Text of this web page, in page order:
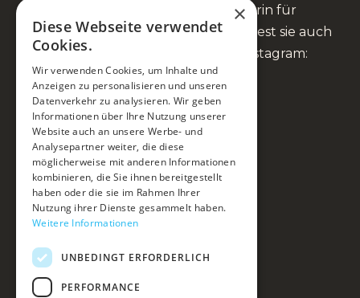
Anna Fienbork ist Heilpraktikerin für
Psychotherapie und Coach. Du findest sie auch
auf Facebook, YouTube und Instagram:
Mein Ansatz
Du & ich
Kurse & Events
Blog & Podcast
×
Diese Webseite verwendet
Cookies.
Wir verwenden Cookies, um Inhalte und
Anzeigen zu personalisieren und unseren
Datenverkehr zu analysieren. Wir geben
Informationen über Ihre Nutzung unserer
Website auch an unsere Werbe- und
Analysepartner weiter, die diese
möglicherweise mit anderen Informationen
kombinieren, die Sie ihnen bereitgestellt
haben oder die sie im Rahmen Ihrer
Nutzung ihrer Dienste gesammelt haben.
Weitere Informationen
UNBEDINGT ERFORDERLICH
PERFORMANCE